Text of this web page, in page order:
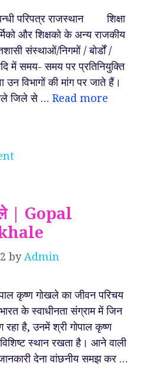
परिपत्र राजस्थान शिक्षा
और शिक्षको के अन्य राजकीय
संस्थाओं/निगमों / बोर्डों /
में समय- समय पर प्रतिनियुक्ति
विभागों की मांग पर जाते हैं।
जिले से … Read more
| Gopal
byAdmin
कृष्ण गोखले का जीवन परिचय
के स्वाधीनता संग्राम में जिन
रहा है, उनमें श्री गोपाल कृष्ण
स्थान रखता है। आने वाली
देना वांछनीय समझ कर …